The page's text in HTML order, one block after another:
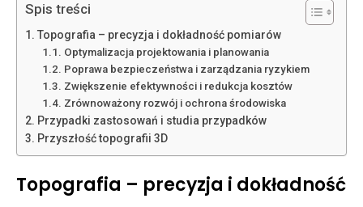
Spis treści
Topografia – precyzja i dokładność pomiarów
Optymalizacja projektowania i planowania
Poprawa bezpieczeństwa i zarządzania ryzykiem
Zwiększenie efektywności i redukcja kosztów
Zrównoważony rozwój i ochrona środowiska
Przypadki zastosowań i studia przypadków
Przyszłość topografii 3D
Topografia – precyzja i dokładność